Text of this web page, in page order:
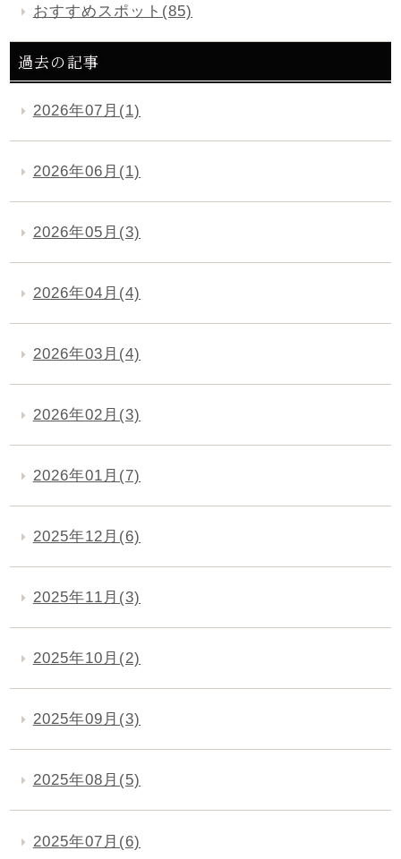
おすすめスポット(85)
過去の記事
2026年07月(1)
2026年06月(1)
2026年05月(3)
2026年04月(4)
2026年03月(4)
2026年02月(3)
2026年01月(7)
2025年12月(6)
2025年11月(3)
2025年10月(2)
2025年09月(3)
2025年08月(5)
2025年07月(6)